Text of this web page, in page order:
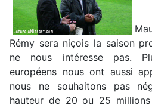
Rémy sera niçois la saison
ne nous intéresse pas.
européens nous ont aussi
nous ne souhaitons pas
hauteur de 20 ou 25